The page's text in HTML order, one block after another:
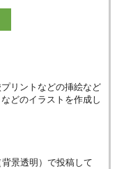
リントなどの挿絵など
どのイラストを作成し
景透明）で投稿して